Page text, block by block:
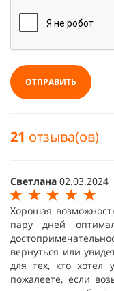
ОТПРАВИТЬ
21 отзыва(ов)
Светлана 02.03.2024
Хорошая
пару дней
вернуться или
для тех, кто хотел
пожалеете, если